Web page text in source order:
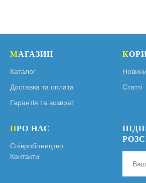
МАГАЗИН
Каталог
Доставка та оплата
Гарантія та возврат
К
Новини
Статті
ПРО НАС
Співробітництво
Контакти